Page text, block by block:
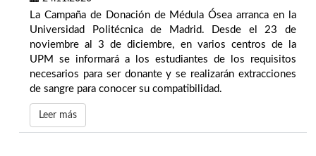
La Campaña de Donación de Médula Ósea arranca en la
Universidad Politécnica de Madrid. Desde el 23 de
noviembre al 3 de diciembre, en varios centros de la
UPM se informará a los estudiantes de los requisitos
necesarios para ser donante y se realizarán extracciones
de sangre para conocer su compatibilidad.
Leer más